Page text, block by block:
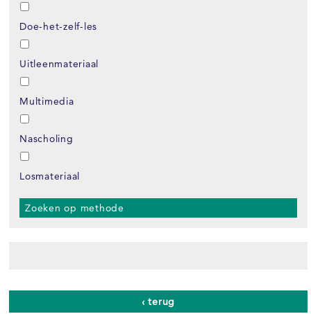
Doe-het-zelf-les
Uitleenmateriaal
Multimedia
Nascholing
Losmateriaal
Zoeken op methode
‹ terug